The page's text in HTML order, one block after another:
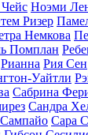
Ноэми
Ризер
Немкова
Помплан
Рианна Рия Сен
Уайтли
Сабрина
Сандра
Сара